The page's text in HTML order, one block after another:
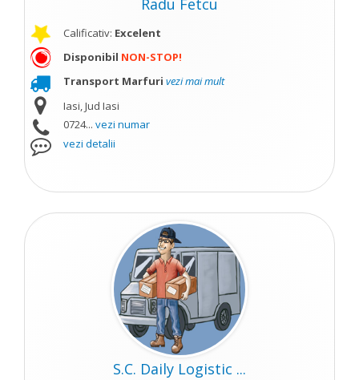
Radu Fetcu
Calificativ: Excelent
Disponibil NON-STOP!
Transport Marfuri vezi mai mult
Iasi, Jud Iasi
0724... vezi numar
vezi detalii
S.C. Daily Logistic ...